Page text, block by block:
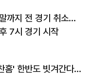
까지 전 경기 취소…
7시 경기 시작
홈' 한반도 빗겨간다…